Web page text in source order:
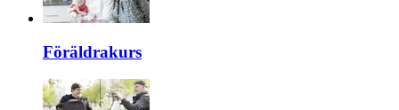
Föräldrakurs